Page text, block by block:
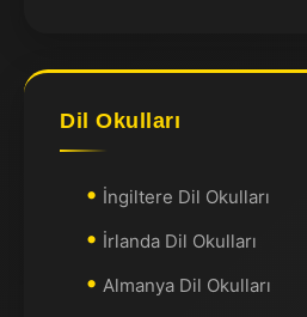
Dil Okulları
İngiltere Dil Okulları
İrlanda Dil Okulları
Almanya Dil Okulları